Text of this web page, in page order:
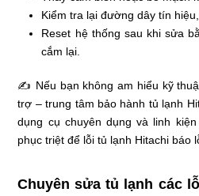
Kiểm tra lại đường dây tín
Reset hệ thống sau khi sửa
cắm lại.
✍ Nếu bạn không am hiểu kỹ
trợ – trung tâm bảo hành tủ lạnh
dụng cụ chuyên dụng và linh
phục triệt để lỗi tủ lạnh Hitachi báo
Chuyên sửa tủ lạnh các